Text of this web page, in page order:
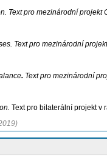
Text pro mezinárodní
Text pro mezinárodní
. Text pro mezinárodní
Text pro bilaterální projekt v